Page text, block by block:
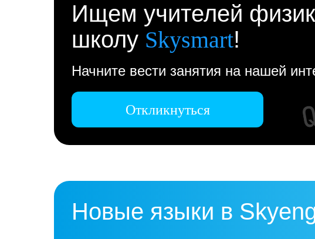
Ищем учителей
школу Skysmart!
Начните вести занятия на нашей
Откликнуться
Новые языки в